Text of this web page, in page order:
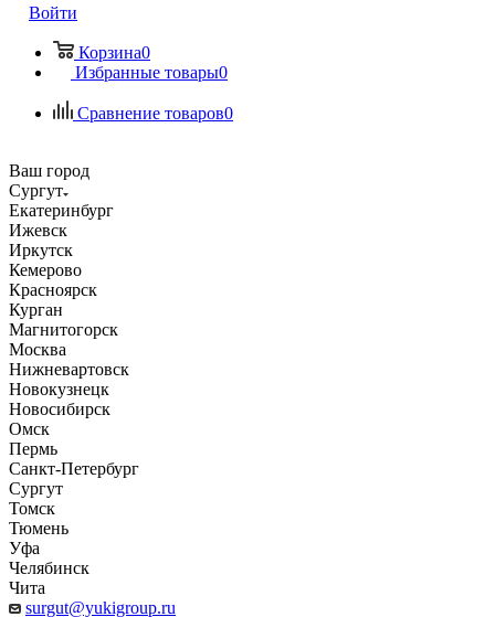
Войти
Корзина0
Избранные товары0
Сравнение товаров0
Ваш город
Сургут
Екатеринбург
Ижевск
Иркутск
Кемерово
Красноярск
Курган
Магнитогорск
Москва
Нижневартовск
Новокузнецк
Новосибирск
Омск
Пермь
Санкт-Петербург
Сургут
Томск
Тюмень
Уфа
Челябинск
Чита
surgut@yukigroup.ru